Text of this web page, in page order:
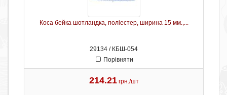
Коса бейка шотландка, поліестер, ширина 15 мм.,...
29134 / КБШ-054
Порівняти
214.21 грн./шт